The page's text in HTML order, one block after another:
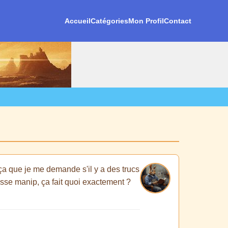
AccueilCatégoriesMon ProfilContact
que je me demande s'il y a des trucs
manip, ça fait quoi exactement ?